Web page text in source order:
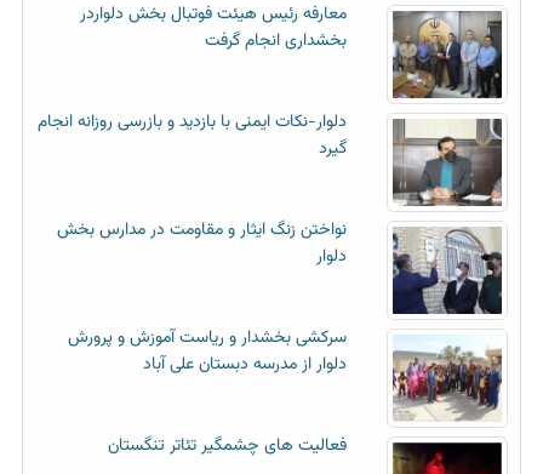
معارفه رئیس هیئت فوتبال بخش دلواردر
بخشداری انجام گرفت
دلوار-نکات ایمنی با بازدید و بازرسی روزانه انجام
گیرد
نواختن زنگ ایثار و مقاومت در مدارس بخش
دلوار
سرکشی بخشدار و ریاست آموزش و پرورش
دلوار از مدرسه دبستان علی آباد
فعالیت های چشمگیر تئاتر تنگستان